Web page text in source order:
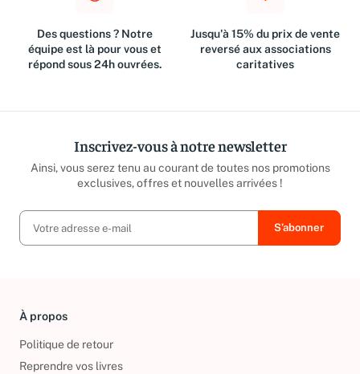
Des questions ? Notre
équipe est là pour vous et
répond sous 24h ouvrées.
Jusqu'à 15% du prix de vente
reversé aux associations
caritatives
Inscrivez-vous à notre newsletter
Ainsi, vous serez tenu au courant de toutes nos promotions
exclusives, offres et nouvelles arrivées !
À propos
Politique de retour
Reprendre vos livres